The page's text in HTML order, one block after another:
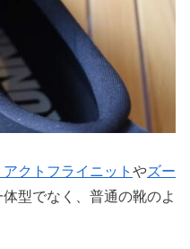
クトフライニット やズー
体型でなく、普通の靴のよ